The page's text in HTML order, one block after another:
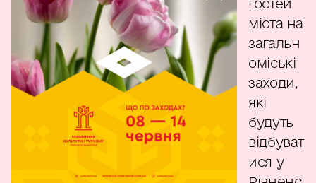
гостей
міста на
загальн
оміські
заходи,
які
будуть
відбуват
ися у